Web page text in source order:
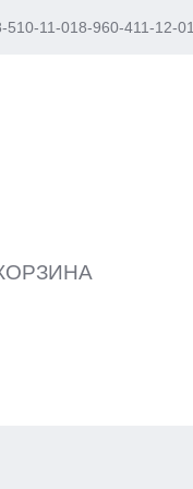
510-11-018-960-411-12-01